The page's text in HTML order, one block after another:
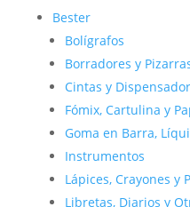
Bester
Bolígrafos
Borradores y
Cintas y
Fómix, Cartulina y
Goma en Barra,
Instrumentos
Lápices, Crayones y
Libretas, Diarios y